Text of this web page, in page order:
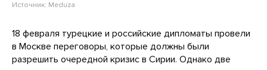
Источник: Meduza
18 февраля турецкие и российские дипломаты провели
в Москве переговоры, которые должны были
разрешить очередной кризис в Сирии. Однако две